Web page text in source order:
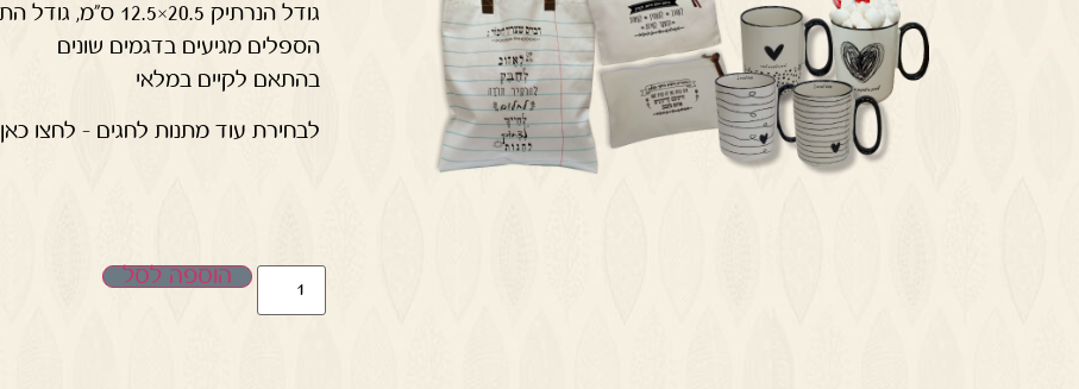
גודל הנרתיק 20.5×12.5 ס”מ, גודל התיק 41×36 ס”מ,
הספלים מגיעים בדגמים שונים
בהתאם לקיים במלאי
לבחירת עוד מתנות לחגים – לחצו כאן
הוספה לסל